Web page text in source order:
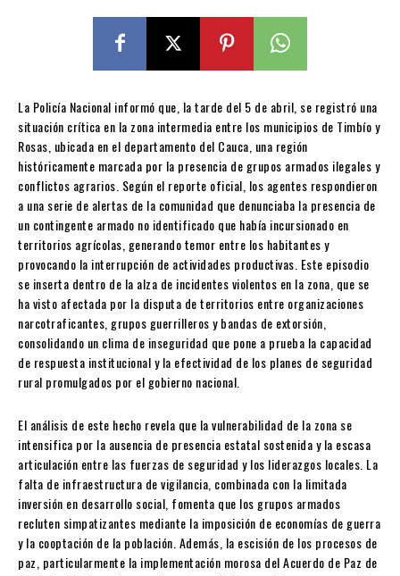
La Policía Nacional informó que, la tarde del 5 de abril, se registró una
situación crítica en la zona intermedia entre los municipios de Timbío y
Rosas, ubicada en el departamento del Cauca, una región
históricamente marcada por la presencia de grupos armados ilegales y
conflictos agrarios. Según el reporte oficial, los agentes respondieron
a una serie de alertas de la comunidad que denunciaba la presencia de
un contingente armado no identificado que había incursionado en
territorios agrícolas, generando temor entre los habitantes y
provocando la interrupción de actividades productivas. Este episodio
se inserta dentro de la alza de incidentes violentos en la zona, que se
ha visto afectada por la disputa de territorios entre organizaciones
narcotraficantes, grupos guerrilleros y bandas de extorsión,
consolidando un clima de inseguridad que pone a prueba la capacidad
de respuesta institucional y la efectividad de los planes de seguridad
rural promulgados por el gobierno nacional.
El análisis de este hecho revela que la vulnerabilidad de la zona se
intensifica por la ausencia de presencia estatal sostenida y la escasa
articulación entre las fuerzas de seguridad y los liderazgos locales. La
falta de infraestructura de vigilancia, combinada con la limitada
inversión en desarrollo social, fomenta que los grupos armados
recluten simpatizantes mediante la imposición de economías de guerra
y la cooptación de la población. Además, la escisión de los procesos de
paz, particularmente la implementación morosa del Acuerdo de Paz de